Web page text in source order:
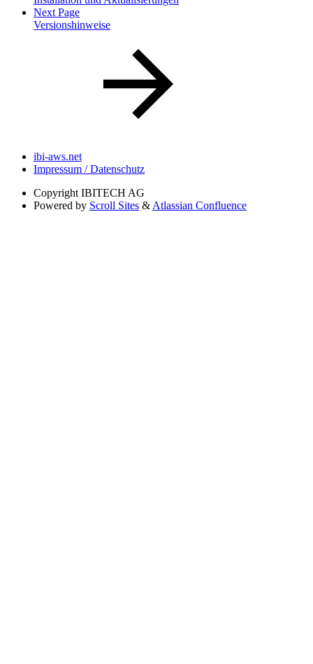
Next Page
Versionshinweise
ibi-aws.net
Impressum / Datenschutz
Copyright IBITECH AG
Powered by Scroll Sites & Atlassian Confluence